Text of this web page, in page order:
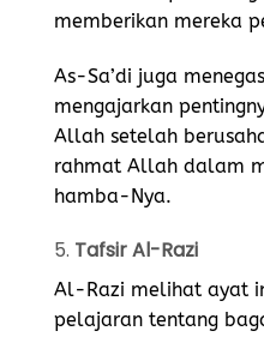
memberikan mereka
As-Sa’di juga
mengajarkan
Allah setelah
rahmat Allah dalam
hamba-Nya.
5. Tafsir Al-Razi
Al-Razi melihat ayat
pelajaran tentang